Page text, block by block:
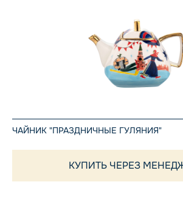
ЧАЙНИК "ПРАЗДНИЧНЫЕ ГУЛЯНИЯ"
КУПИТЬ ЧЕРЕЗ